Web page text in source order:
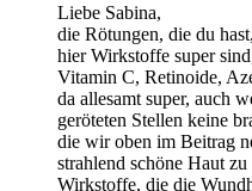
Liebe Sabina,
die Rötungen, die du
hier Wirkstoffe super
Vitamin C, Retinoide,
da allesamt super, auch
geröteten Stellen keine
die wir oben im Beitrag
strahlend schöne Haut
Wirkstoffe, die die